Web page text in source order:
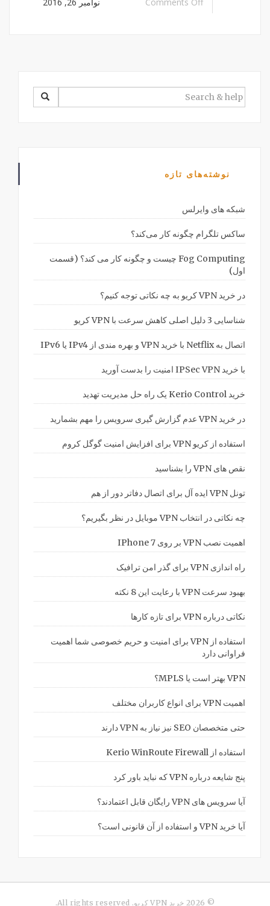
SEARCH
FOR:
نوشته‌های تازه
شبکه های وایرلس
ساکس تلگرام چگونه کار می‌کند؟
Fog Computing چیست و چگونه کار می کند؟ (قسمت
اول)
در خرید VPN کریو به چه نکاتی توجه کنیم؟
شناسایی 3 دلیل اصلی کاهش سرعت با VPN کریو
اتصال به Netflix با خرید VPN و بهره مندی از IPv4 یا IPv6
با خرید IPSec VPN امنیت را بدست آورید
خرید Kerio Control یک راه حل مدیریت تهدید
در خرید VPN عدم گزارش گیری سرویس را مهم بشمارید
استفاده از کریو VPN برای افزایش امنیت گوگل کروم
نقص های VPN را بشناسید
تونل VPN ایده آل برای اتصال دفاتر دور از هم
چه نکاتی در انتخاب VPN موبایل در نظر بگیریم؟
اهمیت نصب VPN بر روی IPhone 7
راه اندازی VPN برای گذر امن ترافیک
بهبود سرعت VPN با رعایت این 8 نکته
نکاتی درباره VPN برای تازه کارها
استفاده از VPN برای امنیت و حریم خصوصی شما اهمیت
فراوانی دارد
VPN بهتر است یا MPLS؟
اهمیت VPN برای انواع کاربران مختلف
حتی متخصصان SEO نیز نیاز به VPN دارند
استفاده از Kerio WinRoute Firewall
پنج شایعه درباره VPN که نباید باور کرد
آیا سرویس های VPN رایگان قابل اعتمادند؟
آیا خرید VPN و استفاده از آن قانونی است؟
© 2026 خرید VPN کریو. All rights reserved.